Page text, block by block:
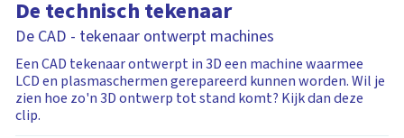
De technisch tekenaar
De CAD - tekenaar ontwerpt machines
Een CAD tekenaar ontwerpt in 3D een machine waarmee
LCD en plasmaschermen gerepareerd kunnen worden. Wil je
zien hoe zo'n 3D ontwerp tot stand komt? Kijk dan deze
clip.